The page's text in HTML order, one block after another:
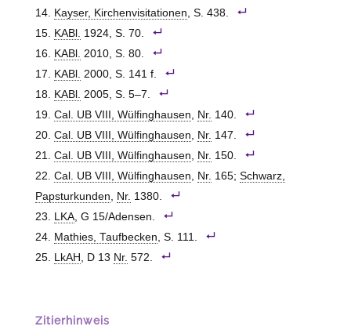
Kayser, Kirchenvisitationen, S. 438.
KABl. 1924, S. 70.
KABl. 2010, S. 80.
KABl. 2000, S. 141 f.
KABl. 2005, S. 5–7.
Cal. UB VIII, Wülfinghausen, Nr. 140.
Cal. UB VIII, Wülfinghausen, Nr. 147.
Cal. UB VIII, Wülfinghausen, Nr. 150.
Cal. UB VIII, Wülfinghausen, Nr. 165; Schwarz,
Papsturkunden, Nr. 1380.
LKA, G 15/Adensen.
Mathies, Taufbecken, S. 111.
LkAH , D 13 Nr. 572.
Zitierhinweis